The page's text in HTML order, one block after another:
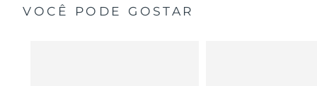
VOCÊ PODE GOSTAR